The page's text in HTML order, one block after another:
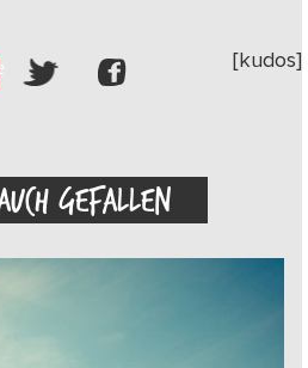
[kudos]
GEFALLEN